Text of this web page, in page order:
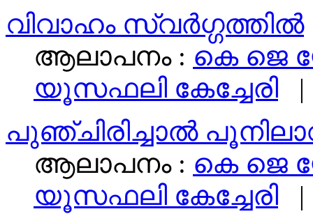
വിവാഹം സ്വര്‍ഗ്ഗത്തില്‍
ആലാപനം : കെ ജെ
യൂസഫലി കേച്ചേരി |
പുഞ്ചിരിച്ചാൽ
ആലാപനം : കെ ജെ
യൂസഫലി കേച്ചേരി |